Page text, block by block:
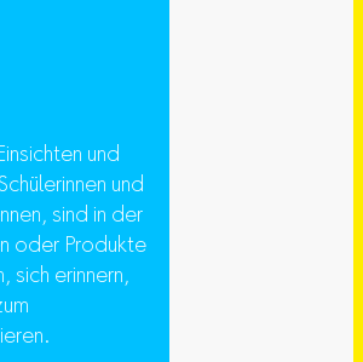
und
und
sind in der
oder Produkte
sich erinnern,